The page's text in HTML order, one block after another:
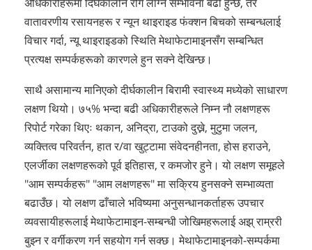
वातावरणीय रसायनहरू र न्यून थाइराइड फंक्शन बिचको सम्बन्धलाई
विचार गर्दा, न्यू थाइराइडको स्थिति मेथाफेटामाइनसँग सम्बन्धित
प्रत्यक्ष सम्पर्कहरूको कारणले हुन सक्ने देखिन्छ।
साथै असामान्य मानिएको दीर्घकालीन बिरामी स्वास्थ्य मध्येको साधारण
लक्षण थियो। ७५% भन्दा बढी अधिकारीहरूले निम्न नौ लक्षणहरू
रिपोर्ट गरेका थिएः थकान, अनिद्रा, टाउको दुख्ने, मुटुमा जलन,
व्यक्तित्व परिवर्तन, हात र/वा खुट्टामा संवेदनहीनता, होस हराउने,
एलर्जीका लक्षणहरूको पूर्व इतिहास, र कमजोर हुने। यो लक्षण समूहले
"आम सम्पर्कहरू" "आम लक्षणहरू" मा सक्रिय हुनसक्ने सम्भाव्यता
बढाउँछ। यो लक्षण ढाँचाले भविष्यमा अनुसन्धानकर्ताहरू उपचार
व्यवसायीहरूलाई मेथाफेटामाइन-सम्बन्धी जोखिमहरूलाई अझ् राम्ररी
बुझ्न र वर्गीकरण गर्न सहयोग गर्न सक्छ। मेथाफेटामाइनको-सम्पर्कमा